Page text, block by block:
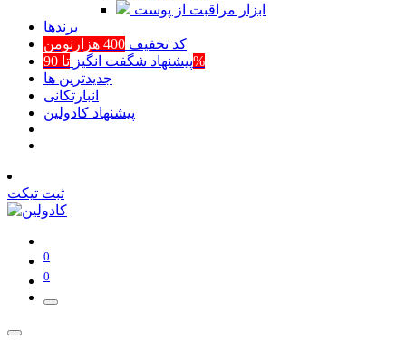
ابزار مراقبت از پوست
برند‌ها
کد تخفیف 400 هزارتومن
پیشنهاد شگفت انگیزتا 90%
جدیدترین ها
انبارتکانی
پیشنهاد کادولین
ثبت تیکت
0
0